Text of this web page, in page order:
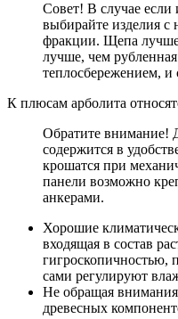
Совет! В случае если
выбирайте изделия с
фракции. Щепа
лучше, чем
теплосбережением, и
К плюсам арболита
Обратите внимание!
содержится в
крошатся при
панели возможно
анкерами.
Хорошие
входящая в состав
гигроскопичностью,
сами регулируют
Не обращая
древесных